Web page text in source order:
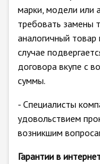
марки, модели или
требовать замены
аналогичный
случае
договора вкупе с
суммы.
- Специалисты
удовольствием
возникшим
Гарантии в